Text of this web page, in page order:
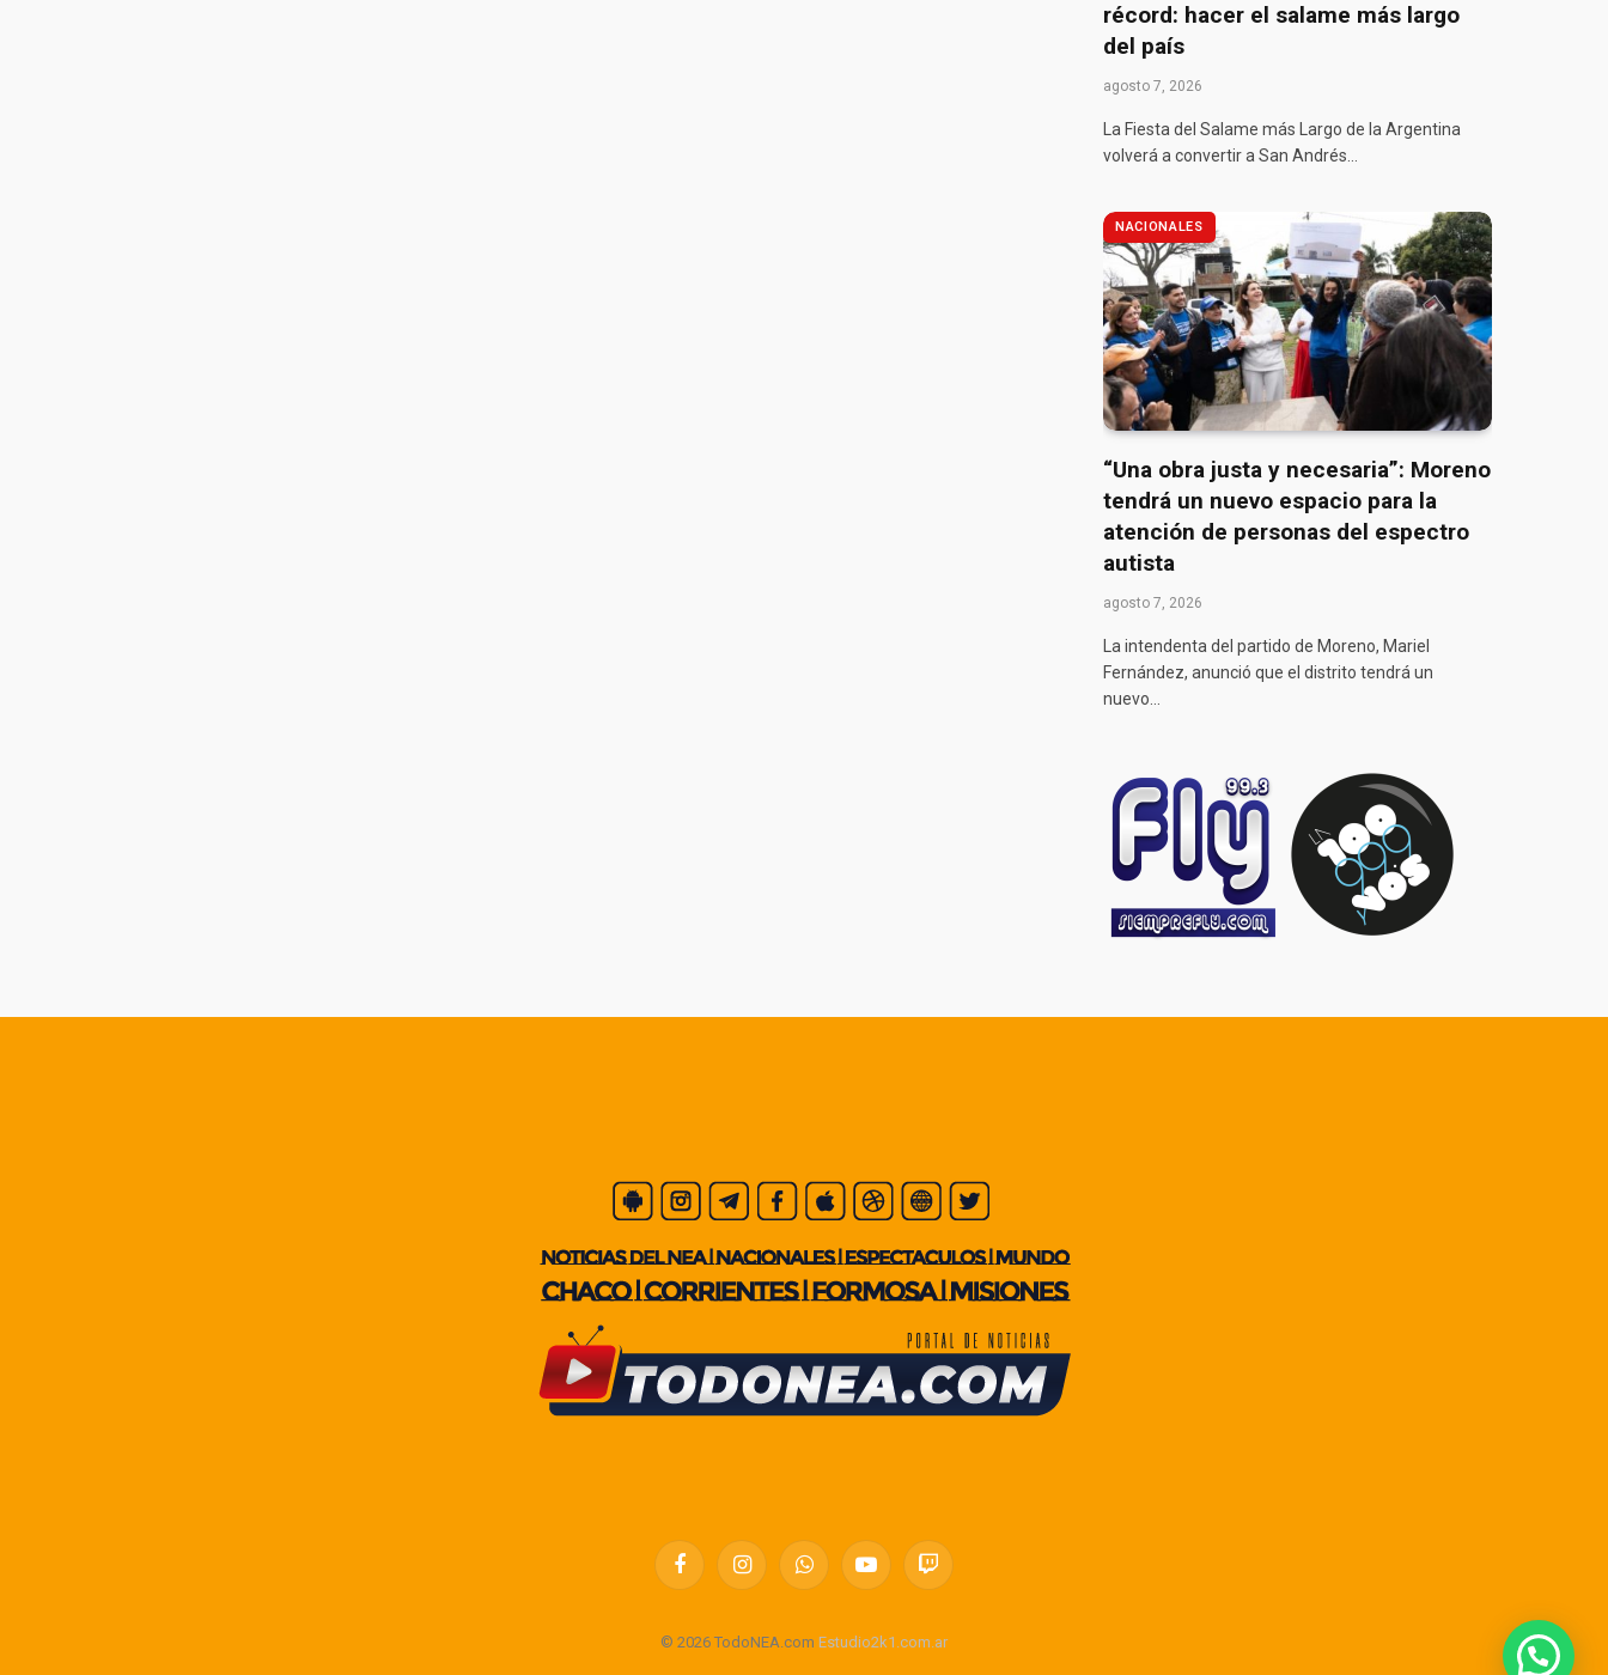
récord: hacer el salame más largo
del país
agosto 7, 2026
La Fiesta del Salame más Largo de la Argentina
volverá a convertir a San Andrés…
NACIONALES
“Una obra justa y necesaria”: Moreno
tendrá un nuevo espacio para la
atención de personas del espectro
autista
agosto 7, 2026
La intendenta del partido de Moreno, Mariel
Fernández, anunció que el distrito tendrá un
nuevo…
FacebookInstagramWhatsAppYouTubeTwitch
© 2026 TodoNEA.com Estudio2k1.com.ar